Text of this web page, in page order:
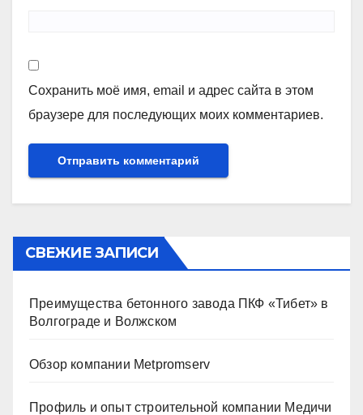
Сохранить моё имя, email и адрес сайта в этом
браузере для последующих моих комментариев.
СВЕЖИЕ ЗАПИСИ
Преимущества бетонного завода ПКФ «Тибет» в
Волгограде и Волжском
Обзор компании Metpromserv
Профиль и опыт строительной компании Медичи